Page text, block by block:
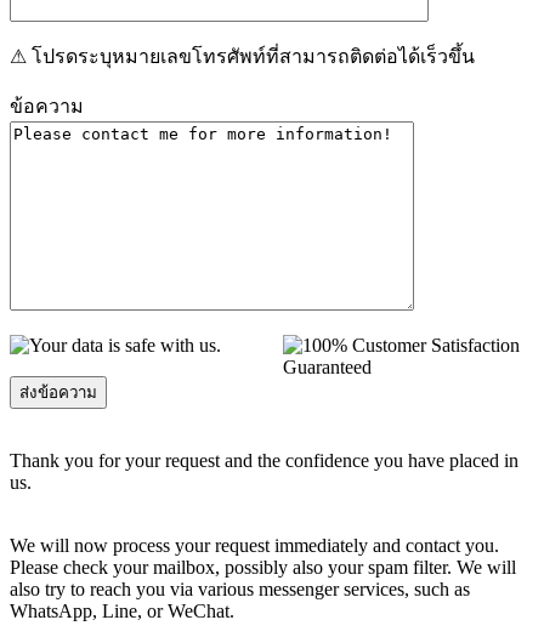
⚠ โปรดระบุหมายเลขโทรศัพท์ที่สามารถติดต่อได้เร็วขึ้น
ข้อความ
Thank you for your request and the confidence you have placed in
us.
We will now process your request immediately and contact you.
Please check your mailbox, possibly also your spam filter. We will
also try to reach you via various messenger services, such as
WhatsApp, Line, or WeChat.